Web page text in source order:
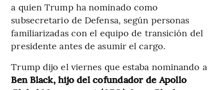
a quien Trump ha nominado como
subsecretario de Defensa, según personas
familiarizadas con el equipo de transición del
presidente antes de asumir el cargo.
Trump dijo el viernes que estaba nominando a
Ben Black, hijo del cofundador de Apollo